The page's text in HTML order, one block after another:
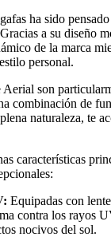
ha sido
a su diseño
de la marca
personal.
son
combinación de
naturaleza, te
características
Equipadas con
contra los rayos
nocivos del sol.